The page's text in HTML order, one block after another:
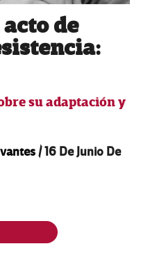
de
su adaptación y
/16 De Junio De